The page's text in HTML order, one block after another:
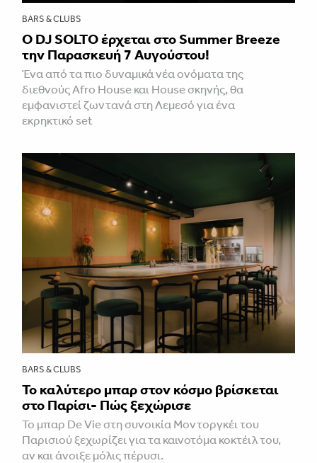
BARS & CLUBS
Ο DJ SOLTO έρχεται στο Summer Breeze
την Παρασκευή 7 Αυγούστου!
Ένα από τα πιο δυναμικά νέα ονόματα της
διεθνούς Afro House και House σκηνής, θα
εμφανιστεί ζωντανά στη Λεμεσό για ένα
εκρηκτικό set
BARS & CLUBS
Το καλύτερο μπαρ στον κόσμο βρίσκεται
στο Παρίσι- Πώς ξεχώρισε
Το μπαρ De Vie στη συνοικία Μοντοργκέι του
Παρισιού ξεχωρίζει για τα καινοτόμα κοκτέιλ του,
αν και άνοιξε μόλις πέρυσι.